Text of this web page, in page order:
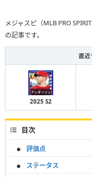
メジャスピ（MLB PRO
の記事です。
直近
2025 S2
目次
評価点
ステータス